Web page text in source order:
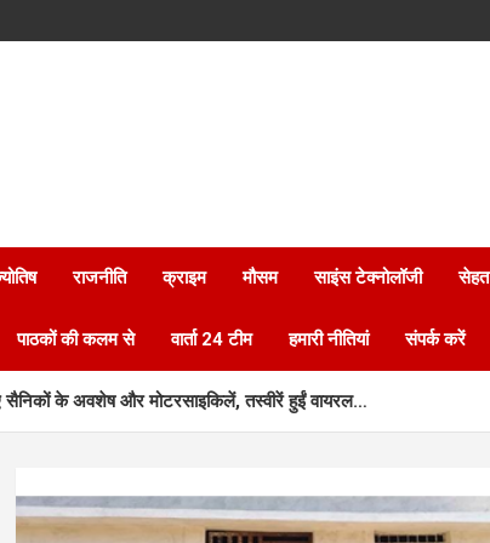
राजनीति क्राइम मौसम साइंस टेक्नोलॉजी सेहत
पाठकों की कलम से वार्ता 24 टीम हमारी नीतियां संपर्क करें
सैनिकों के अवशेष और मोटरसाइकिलें, तस्वीरें हुईं वायरल…
किश्त की राशि महिलाओं के खातों में की अंतरित…